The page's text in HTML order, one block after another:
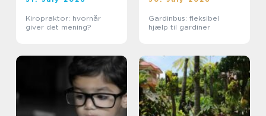
Kiropraktor: hvornår
giver det mening?
Gardinbus: fleksibel
hjælp til gardiner